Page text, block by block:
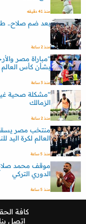
منذ 41 دقيقه
بعد ضم صلاح..
منذ 2 ساعة
"مباراة مصر
بشأن كأس العالم 2026
منذ 3 ساعة
"مشكلة صحية
الزمالك
منذ 2 ساعة
منتخب مصر
العالم لكرة اليد
منذ 5 ساعة
موقف محمد
الدوري التركي
منذ 5 ساعة
كافة
اتصل